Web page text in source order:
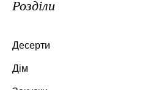
Розділи
Десерти
Дім